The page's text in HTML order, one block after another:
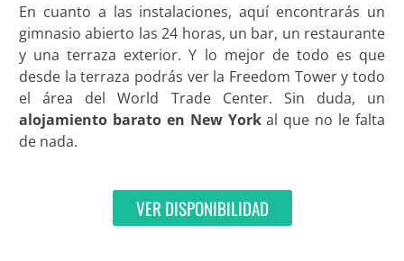
En cuanto a las instalaciones, aquí encontrarás un
gimnasio abierto las 24 horas, un bar, un restaurante
y una terraza exterior. Y lo mejor de todo es que
desde la terraza podrás ver la Freedom Tower y todo
el área del World Trade Center. Sin duda, un
alojamiento barato en New Yorkal que no le falta
de nada.
VER DISPONIBILIDAD